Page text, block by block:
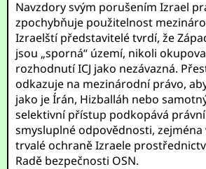
Navzdory svým porušením Izrael
zpochybňuje použitelnost
Izraelští představitelé tvrdí, že
jsou „sporná“ území, nikoli
rozhodnutí ICJ jako nezávazná.
odkazuje na mezinárodní právo,
jako je Írán, Hizballáh nebo
selektivní přístup podkopává
smysluplné odpovědnosti, zejména
trvalé ochraně Izraele
Radě bezpečnosti OSN.